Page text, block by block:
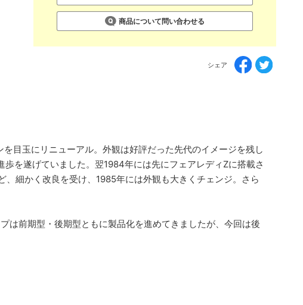
商品について問い合わせる
シェア
目玉にリニューアル。外観は好評だった先代のイメージを残し
を遂げていました。翌1984年には先にフェアレディZに搭載さ
細かく改良を受け、1985年には外観も大きくチェンジ。さら
は前期型・後期型ともに製品化を進めてきましたが、今回は後